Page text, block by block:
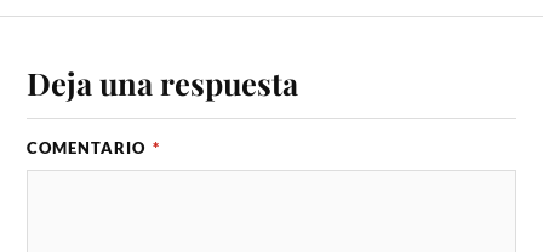
Deja una respuesta
COMENTARIO *